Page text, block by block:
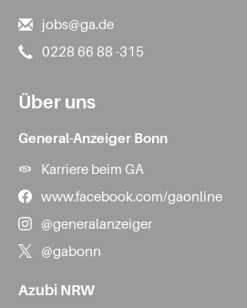
jobs@ga.de
0228 66 88 -315
Über uns
General-Anzeiger Bonn
Karriere beim GA
www.facebook.com/gaonline
@generalanzeiger
@gabonn
Azubi NRW